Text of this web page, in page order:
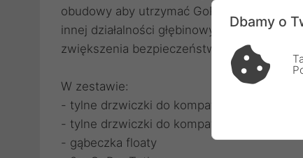
obudowy aby utrzymać GoPro na
innej działalności głębinowych. Zawiera
zwiększenia bezpieczeństwa w
W zestawie:
- tylne drzwiczki do kompatybilne z GoPro
- tylne drzwiczki do kompatybilne z GoPro
- gąbeczka floaty
Dbamy o